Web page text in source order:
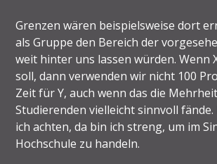
Grenzen wären beispielsweise dort
als Gruppe den Bereich der
weit hinter uns lassen würden. Wenn
soll, dann verwenden wir nicht 100
Zeit für Y, auch wenn das die
Studierenden vielleicht sinnvoll
ich achten, da bin ich streng, um im
Hochschule zu handeln.